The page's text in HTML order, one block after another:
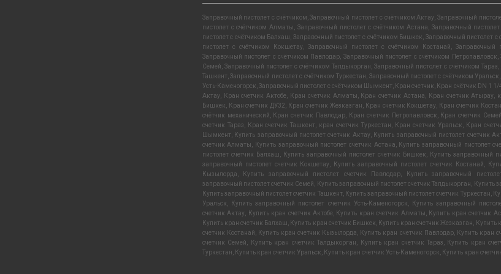
Заправочный пистолет с счётчиком ,Заправочный пистолет с счётчиком Актау Заправочный
пистолет с счётчиком Алматы
Заправочный пистолет с счётчиком Астана Заправочный
пистолет с счётчиком Балхаш Заправочный пистолет с счётчиком Бишкек Заправочный пистолет с
пистолет с счётчиком Кокшетау
Заправочный пистолет с счётчиком Костанай ,Заправочный
Заправочный пистолет с счётчиком Павлодар Заправочный пистолет с счётчиком Петропавловск ,
Семей Заправочный пистолет с счётчиком Талдыкорган Заправочный пистолет с счётчиком Тараз
Ташкент ,Заправочный пистолет с счётчиком Туркестан Заправочный пистолет с счётчиком Уральск
Усть-Каменогорск Заправочный пистолет с счётчиком Шымкент Кран счетчик Кран счётчик DN 1 1/
Актау
Кран счетчик Актобе Кран счетчик Алматы Кран счетчик Астана Кран счетчик Атырау
Бишкек
Кран счетчик ДУ32 Кран счетчик Жезказган Кран счетчик Кокшетау Кран счетчик
счётчик механический
Кран счетчик Павлодар Кран счетчик Петропавловск Кран счетчик Семей
счетчик Тараз
Кран счетчик Ташкент кран счетчик Туркестан Кран счетчик Уральск Кран
Шымкент
Купить заправочный пистолет счетчик Актау Купить заправочный пистолет счетчик
счетчик Алматы
Купить заправочный пистолет счетчик Астана Купить заправочный пистолет
пистолет счетчик Балхаш
Купить заправочный пистолет счетчик Бишкек Купить заправочный
заправочный пистолет счетчик Кокшетау
Купить заправочный пистолет счетчик Костанай
Кызылорда
Купить заправочный пистолет счетчик Павлодар Купить заправочный
заправочный пистолет счетчик Семей
Купить заправочный пистолет счетчик Талдыкорган Купить
Купить заправочный пистолет счетчик Ташкент
Купить заправочный пистолет счетчик Туркестан
Уральск
Купить заправочный пистолет счетчик Усть-Каменогорск Купить заправочный
счетчик Актау
Купить кран счетчик Актобе Купить кран счетчик Алматы Купить кран счетчик
Купить кран счетчик Балхаш
Купить кран счетчик Бишкек Купить кран счетчик Жезказган Купить
счетчик Костанай
Купить кран счетчик Кызылорда Купить кран счетчик Павлодар, Купить кран
счетчик Семей
Купить кран счетчик Талдыкорган Купить кран счетчик Тараз Купить кран
Туркестан
Купить кран счетчик Уральск Купить кран счетчик Усть-Каменогорск Купить кран